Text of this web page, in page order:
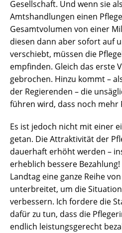
Gesellschaft. Und wenn sie
Amtshandlungen einen
Gesamtvolumen von einer
diesen dann aber sofort auf
verschiebt, müssen die
empfinden. Gleich das erste
gebrochen. Hinzu kommt –
der Regierenden – die
führen wird, dass noch mehr
Es ist jedoch nicht mit einer
getan. Die Attraktivität der
dauerhaft erhöht werden –
erheblich bessere
Landtag eine ganze Reihe
unterbreitet, um die
verbessern. Ich fordere die
dafür zu tun, dass die
endlich leistungsgerecht